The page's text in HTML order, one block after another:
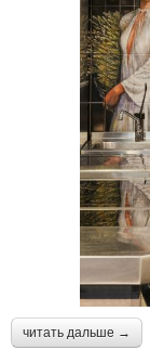
читать дальше →